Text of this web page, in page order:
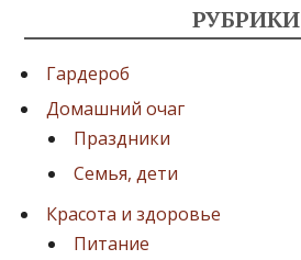
РУБРИКИ
Гардероб
Домашний очаг
Праздники
Семья, дети
Красота и здоровье
Питание